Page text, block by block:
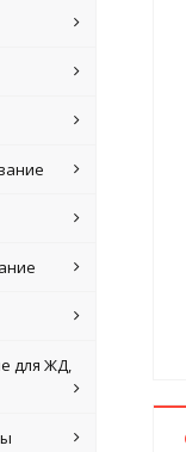
для ЖД,